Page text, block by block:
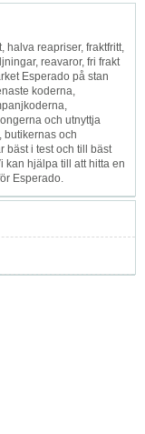
Topp
halva reapriser, fraktfritt,
reavaror, fri frakt
Esperado på stan
koderna,
och utnyttja
butikernas och
bäst i test och till bäst
kan hjälpa till att hitta en
Esperado.